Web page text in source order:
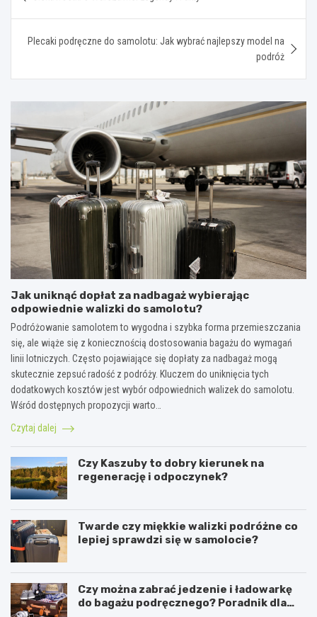
wpisu
Plecaki podręczne do samolotu: Jak wybrać najlepszy model na
podróż
Jak uniknąć dopłat za nadbagaż wybierając
odpowiednie walizki do samolotu?
Podróżowanie samolotem to wygodna i szybka forma przemieszczania
się, ale wiąże się z koniecznością dostosowania bagażu do wymagań
linii lotniczych. Często pojawiające się dopłaty za nadbagaż mogą
skutecznie zepsuć radość z podróży. Kluczem do uniknięcia tych
dodatkowych kosztów jest wybór odpowiednich walizek do samolotu.
Wśród dostępnych propozycji warto…
Czytaj dalej
Czy Kaszuby to dobry kierunek na
regenerację i odpoczynek?
Twarde czy miękkie walizki podróżne co
lepiej sprawdzi się w samolocie?
Czy można zabrać jedzenie i ładowarkę
do bagażu podręcznego? Poradnik dla